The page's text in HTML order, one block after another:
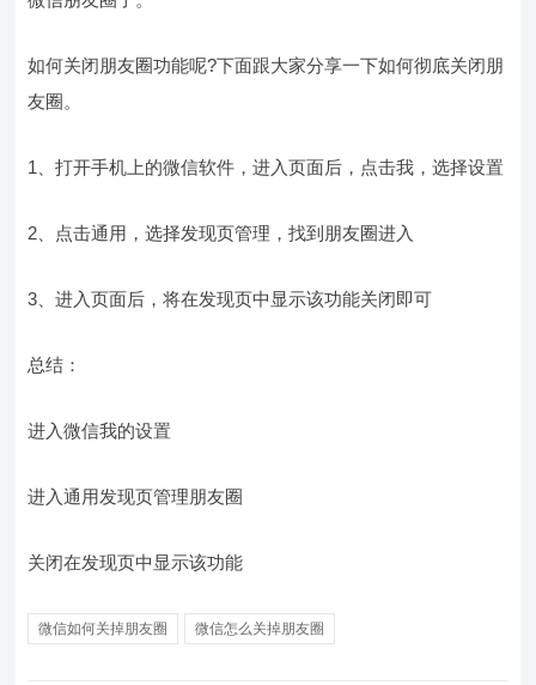
如何关闭朋友圈功能呢?下面跟大家分享一下如何彻底关闭朋
友圈。
1、打开手机上的微信软件，进入页面后，点击我，选择设置
2、点击通用，选择发现页管理，找到朋友圈进入
3、进入页面后，将在发现页中显示该功能关闭即可
总结：
进入微信我的设置
进入通用发现页管理朋友圈
关闭在发现页中显示该功能
微信如何关掉朋友圈 微信怎么关掉朋友圈